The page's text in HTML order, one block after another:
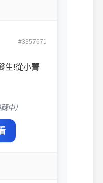
#3357671
生!從小菁
中）